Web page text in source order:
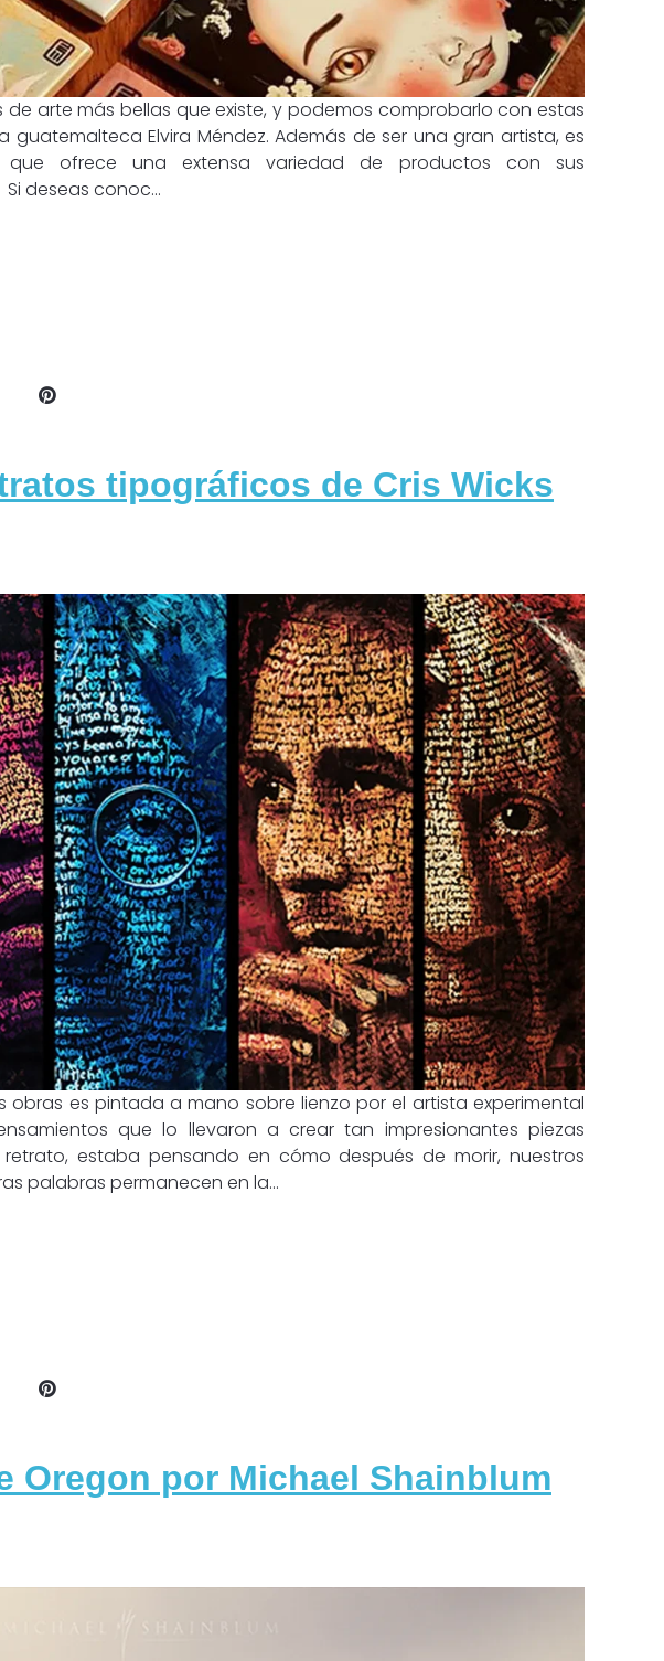
de arte más bellas que existe, y podemos comprobarlo con estas
Elvira Méndez. Además de ser una gran artista, es
que ofrece una extensa variedad de productos con sus
deseas conoc...
tipográficos de Cris Wicks
es pintada a mano sobre lienzo por el artista experimental
que lo llevaron a crear tan impresionantes piezas
estaba pensando en cómo después de morir, nuestros
palabras permanecen en la...
Oregon por Michael Shainblum